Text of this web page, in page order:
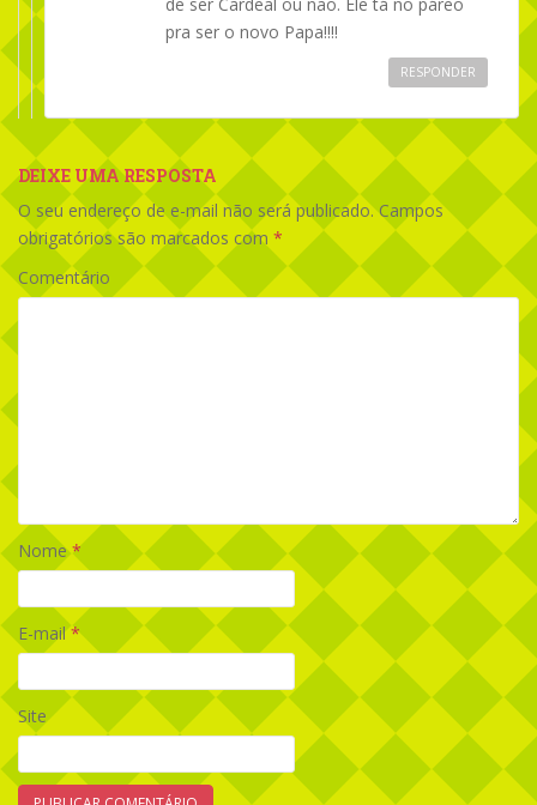
pra ser o novo Papa!!!!
RESPONDER
DEIXE UMA RESPOSTA
O seu endereço de e-mail não será publicado.Campos
obrigatórios são marcados com *
Comentário
Nome*
E-mail*
Site